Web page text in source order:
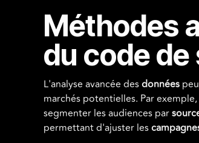
Méthodes
du code de
L'analyse avancée desdonnées
marchés potentielles. Par
segmenter les audiences par
permettant d'ajuster les